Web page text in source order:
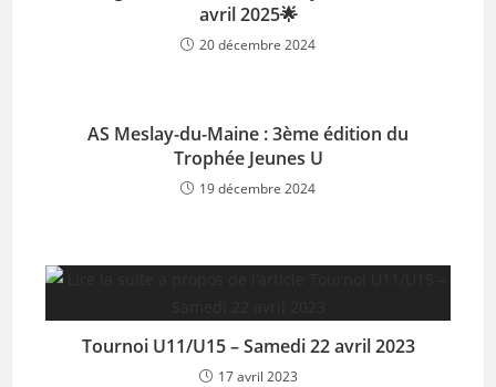
avril 2025🌟
20 décembre 2024
AS Meslay-du-Maine : 3ème édition du
Trophée Jeunes U
19 décembre 2024
Tournoi U11/U15 – Samedi 22 avril 2023
17 avril 2023